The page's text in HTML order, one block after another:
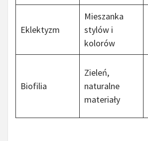
Eklektyzm
Mieszanka
stylów i
kolorów
Biofilia
Zieleń,
naturalne
materiały